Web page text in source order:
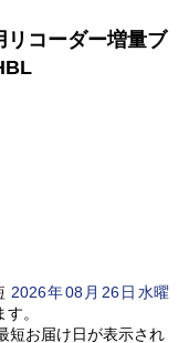
リコーダー増量ブ
2026年08 月 26日水曜
。
短お届け日が表示され